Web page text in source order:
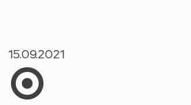
15.09.2021